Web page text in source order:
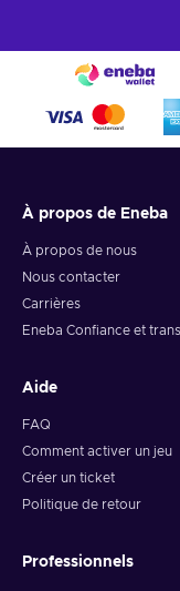
À propos de Eneba
À propos de nous
Nous contacter
Carrières
Eneba Confiance et
Aide
FAQ
Comment activer un jeu
Créer un ticket
Politique de retour
Professionnels